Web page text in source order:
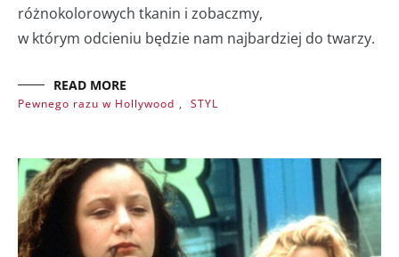
różnokolorowych tkanin i zobaczmy,
w którym odcieniu będzie nam najbardziej do twarzy.
READ MORE
Pewnego razu w Hollywood , STYL